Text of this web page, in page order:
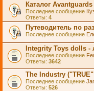
Каталог Avantguards
Последнее сообщение
Ответы: 4
Путеводитель по
Последнее сообщение
Integrity Toys dolls
Последнее сообщение
Ответы: 3642
The Industry ("TRUE"
Последнее сообщение
Ответы: 526